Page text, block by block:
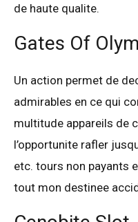
de haute qualite.
Gates Of
Un action permet de
admirables en ce qui
multitude appareils de
l’opportunite rafler
etc. tours non payants
tout mon destinee